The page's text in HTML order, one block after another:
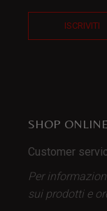
ISCRIVITI
SHOP ONLINE
Customer
Per
sui prodotti e